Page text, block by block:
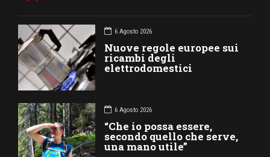
6 Agosto 2026
Nuove regole europee sui
ricambi degli
elettrodomestici
6 Agosto 2026
“Che io possa essere,
secondo quello che serve,
una mano utile”